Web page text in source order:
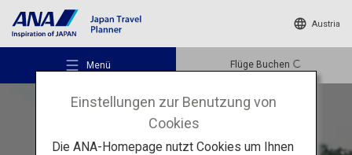
Austria
Menü Flüge Buchen
Einstellungen zur Benutzung von
Cookies
Die ANA-Homepage nutzt Cookies um Ihnen